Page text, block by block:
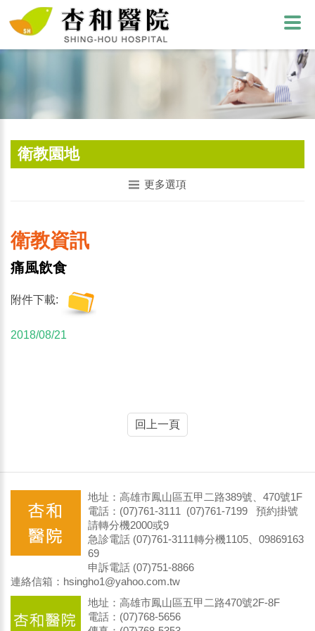
衛教園地
更多選項
衛教資訊
痛風飲食
附件下載:
2018/08/21
回上一頁
地址：高雄市鳳山區五甲二路389號、470號1F
電話：(07)761-3111 (07)761-7199 預約掛號
請轉分機2000或9
急診電話 (07)761-3111轉分機1105、09869163
69
申訴電話 (07)751-8866
連絡信箱：hsingho1@yahoo.com.tw
地址：高雄市鳳山區五甲二路470號2F-8F
電話：(07)768-5656